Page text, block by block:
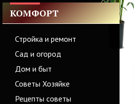
КОМФОРТ
Стройка и ремонт
Сад и огород
Дом и быт
Советы Хозяйке
Рецепты советы